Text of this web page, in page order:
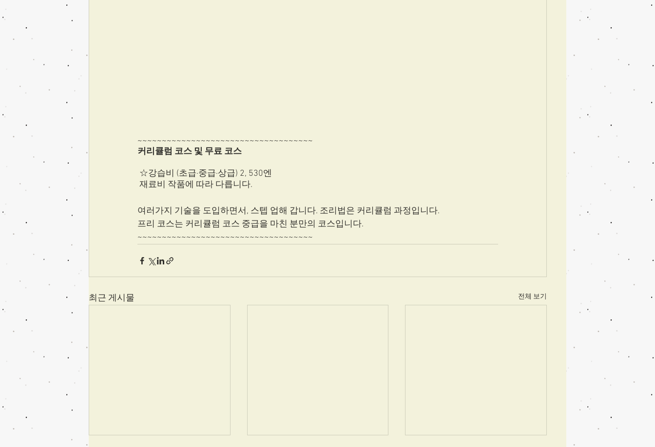
~~~~~~~~~~~~~~~~~~~~~~~~~~~~~~~~~~~~
커리큘럼 코스 및 무료 코스
☆강습비 (초급·중급·상급) 2, 530엔
재료비 작품에 따라 다릅니다.
여러가지 기술을 도입하면서, 스텝 업해 갑니다. 조리법은 커리큘럼 과정입니다.
프리 코스는 커리큘럼 코스 중급을 마친 분만의 코스입니다.
~~~~~~~~~~~~~~~~~~~~~~~~~~~~~~~~~~~~
최근 게시물 전체 보기